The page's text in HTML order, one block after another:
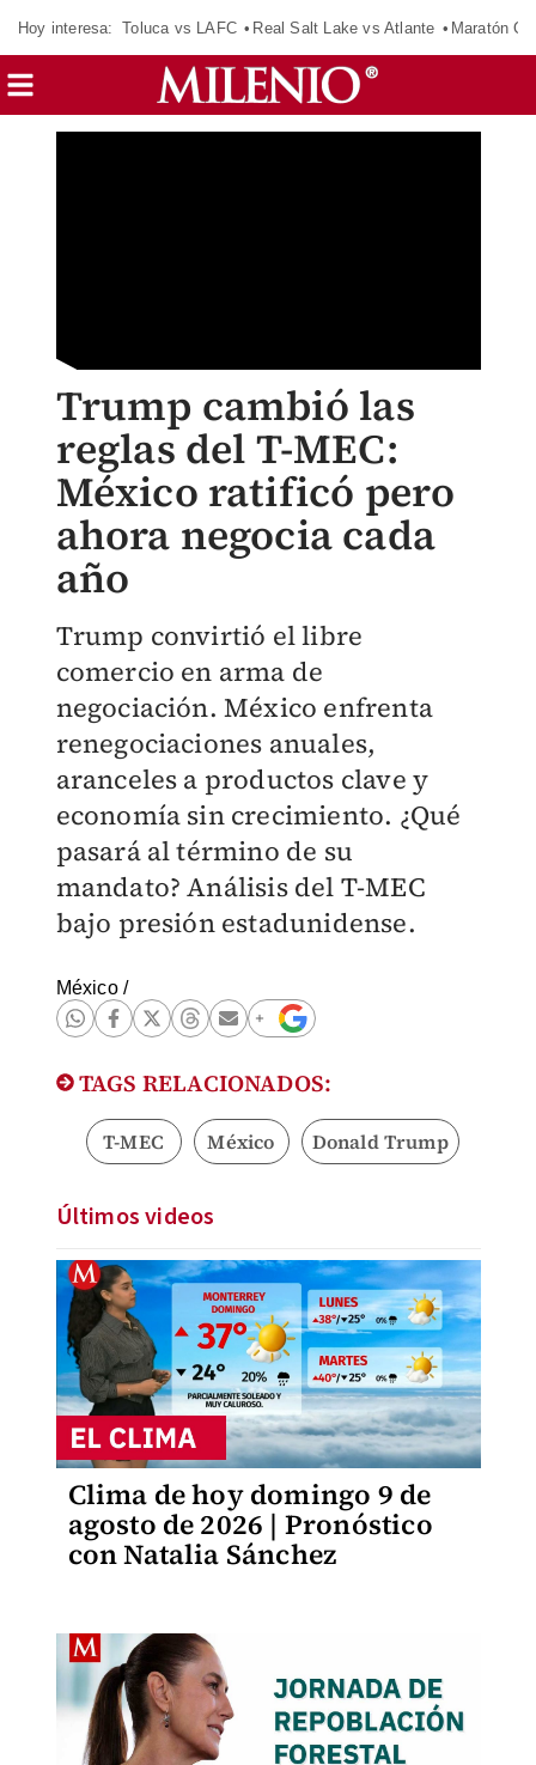
Hoy interesa: Toluca vs LAFC Real Salt Lake vs Atlante Maratón
Trump cambió las
reglas del T-MEC:
México ratificó pero
ahora negocia cada
año
Trump convirtió el libre
comercio en arma de
negociación. México enfrenta
renegociaciones anuales,
aranceles a productos clave y
economía sin crecimiento. ¿Qué
pasará al término de su
mandato? Análisis del T-MEC
bajo presión estadunidense.
México/
TAGS RELACIONADOS:
T-MEC México Donald Trump
Últimos videos
Clima de hoy domingo 9 de
agosto de 2026 | Pronóstico
con Natalia Sánchez